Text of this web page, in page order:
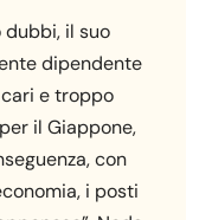
dubbi, il suo
dipendente
e troppo
il Giappone,
con
i posti